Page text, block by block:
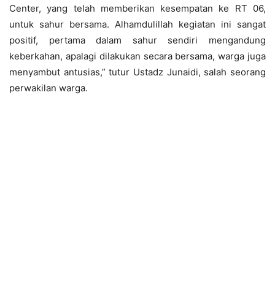
Center, yang telah memberikan kesempatan ke RT 06,
untuk sahur bersama. Alhamdulillah kegiatan ini sangat
positif, pertama dalam sahur sendiri mengandung
keberkahan, apalagi dilakukan secara bersama, warga juga
menyambut antusias,” tutur Ustadz Junaidi, salah seorang
perwakilan warga.